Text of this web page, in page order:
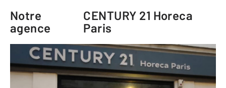
Notre
agence
CENTURY 21 Horeca
Paris